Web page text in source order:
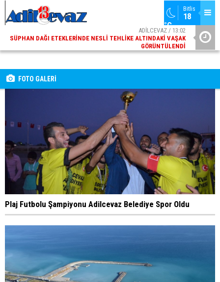
Bitlis
18
°C
ADİLCEVAZ / 13:02
SÜPHAN DAĞI ETEKLERINDE NESLI TEHLIKE ALTINDAKI VAŞAK
GÖRÜNTÜLENDI
ADİLCEVAZ / 09:10
İÇIŞLERI BAKANI OLDU
FOTO GALERİ
Plaj Futbolu Şampiyonu Adilcevaz Belediye Spor Oldu